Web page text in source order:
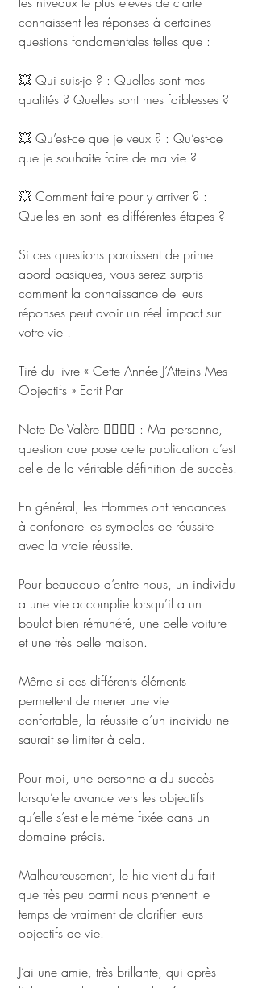
connaissent les réponses à certaines
questions fondamentales telles que :
💥 Qui suis-je ? : Quelles sont mes
qualités ? Quelles sont mes faiblesses ?
💥 Qu’est-ce que je veux ? : Qu’est-ce
que je souhaite faire de ma vie ?
💥 Comment faire pour y arriver ? :
Quelles en sont les différentes étapes ?
Si ces questions paraissent de prime
abord basiques, vous serez surpris
comment la connaissance de leurs
réponses peut avoir un réel impact sur
votre vie !
Tiré du livre « Cette Année J’Atteins Mes
Objectifs » Ecrit Par
Note De Valère ✍🏾✍🏾 : Ma personne,
question que pose cette publication c’est
celle de la véritable définition de succès.
En général, les Hommes ont tendances
à confondre les symboles de réussite
avec la vraie réussite.
Pour beaucoup d’entre nous, un individu
a une vie accomplie lorsqu’il a un
boulot bien rémunéré, une belle voiture
et une très belle maison.
Même si ces différents éléments
permettent de mener une vie
confortable, la réussite d’un individu ne
saurait se limiter à cela.
Pour moi, une personne a du succès
lorsqu’elle avance vers les objectifs
qu’elle s’est elle-même fixée dans un
domaine précis.
Malheureusement, le hic vient du fait
que très peu parmi nous prennent le
temps de vraiment de clarifier leurs
objectifs de vie.
J’ai une amie, très brillante, qui après